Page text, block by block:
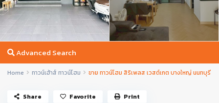
Advanced Search
Home ทาวน์เฮ้าส์ ทาวน์โฮม ขาย ทาวน์โฮม สิริเพลส เวสต์เกต บางใหญ่ นนทบุรี
Share Favorite Print